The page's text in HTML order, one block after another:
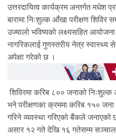
उत्तरदायित्व कार्यक्रम अन्तर्गत मधेश
बारामा निःशुल्क आँखा परीक्षण शिविर
उज्यालो भविष्यको लक्ष्यसहित
नागरिकलाई गुणस्तरीय नेत्र स्वास्थ्य
अपेक्षा गरेको छ ।
शिविरमा करिब ८०० जनाको निःशुल्क
भने परीक्षणका क्रममा करिब १५० जना
गरिने व्यवस्था गरिएको बैंकले जनाएको
असार १२ गते देखि १६ गतेसम्म